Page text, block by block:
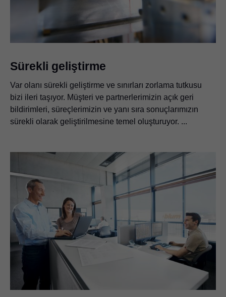
Sürekli geliştirme
Var olanı sürekli geliştirme ve sınırları zorlama tutkusu
bizi ileri taşıyor. Müşteri ve partnerlerimizin açık geri
bildirimleri, süreçlerimizin ve yanı sıra sonuçlarımızın
sürekli olarak geliştirilmesine temel oluşturuyor. ...